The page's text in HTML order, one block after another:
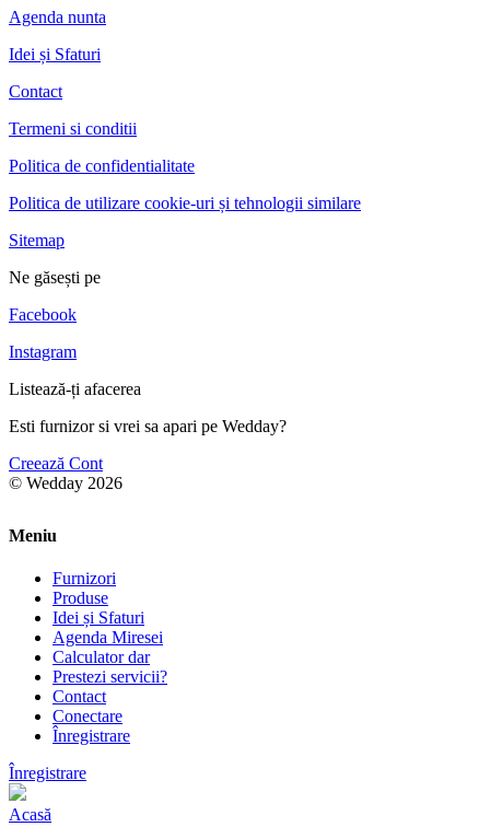
Agenda nunta
Idei și Sfaturi
Contact
Termeni si conditii
Politica de confidentialitate
Politica de utilizare cookie-uri și tehnologii similare
Sitemap
Ne găsești pe
Facebook
Instagram
Listează-ți afacerea
Esti furnizor si vrei sa apari pe Wedday?
Creează Cont
© Wedday 2026
Meniu
Furnizori
Produse
Idei și Sfaturi
Agenda Miresei
Calculator dar
Prestezi servicii?
Contact
Conectare
Înregistrare
Înregistrare
Acasă